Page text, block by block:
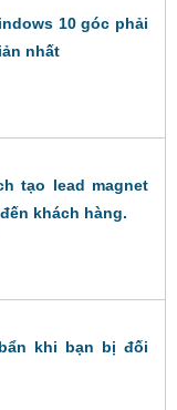
10 góc phải
nhất
tạo lead magnet
khách hàng.
khi bạn bị đối